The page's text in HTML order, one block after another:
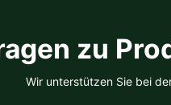
zu
Wir unterstützen Sie bei